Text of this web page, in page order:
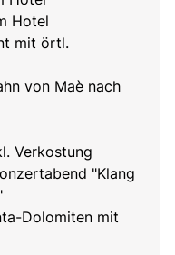
Hotel
mit örtl.
von Maè nach
Verkostung
"Klang
Dolomiten mit